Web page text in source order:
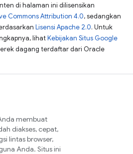
di halaman ini dilisensikan
Commons Attribution 4.0, sedangkan
Lisensi Apache 2.0. Untuk
lihatKebijakan Situs Google
dagang terdaftar dari Oracle
membuat
diakses, cepat,
lintas browser,
Anda. Situs ini